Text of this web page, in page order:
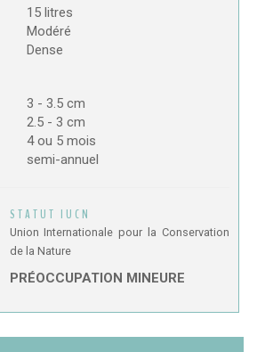
NORMANDIE :
2026
:52ème congrès du KCF
:Congrès de l'APK 2026
15 litres
Modéré
Dense
3 - 3.5 cm
2.5 - 3 cm
4 ou 5 mois
semi-annuel
STATUT IUCN
Union Internationale pour la Conservation
de la Nature
PRÉOCCUPATION MINEURE